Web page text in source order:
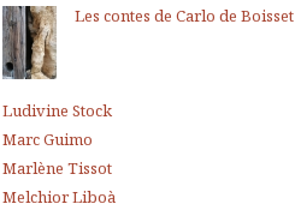
Les contes de Carlo de Boisset
Ludivine Stock
Marc Guimo
Marlène Tissot
Melchior Liboà